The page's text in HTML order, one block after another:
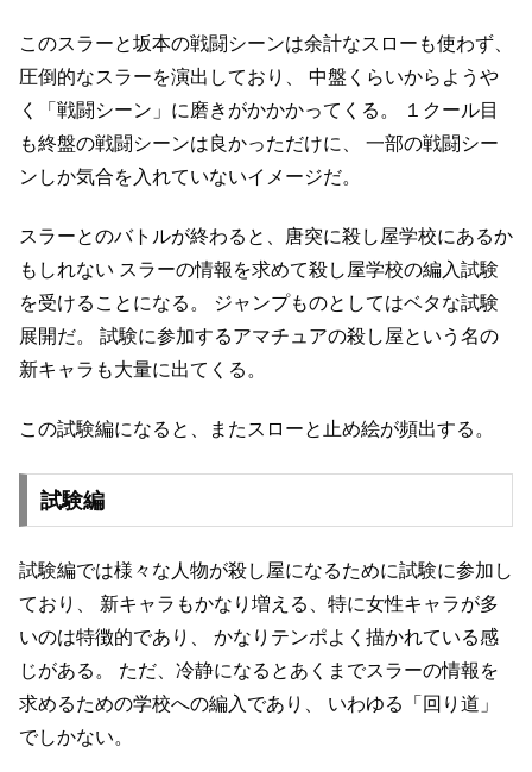
このスラーと坂本の戦闘シーンは余計なスローも使わず、
圧倒的なスラーを演出しており、
中盤くらいからようや
く「戦闘シーン」に磨きがかかかってくる。
１クール目
も終盤の戦闘シーンは良かっただけに、
一部の戦闘シー
ンしか気合を入れていないイメージだ。
スラーとのバトルが終わると、唐突に殺し屋学校にあるか
もしれない スラーの情報を求めて殺し屋学校の編入試験
を受けることになる。
ジャンプものとしてはベタな試験
展開だ。
試験に参加するアマチュアの殺し屋という名の
新キャラも大量に出てくる。
この試験編になると、またスローと止め絵が頻出する。
試験編
試験編では様々な人物が殺し屋になるために試験に参加し
ており、
新キャラもかなり増える、特に女性キャラが多
いのは特徴的であり、
かなりテンポよく描かれている感
じがある。
ただ、冷静になるとあくまでスラーの情報を
求めるための学校への編入であり、
いわゆる「回り道」
でしかない。